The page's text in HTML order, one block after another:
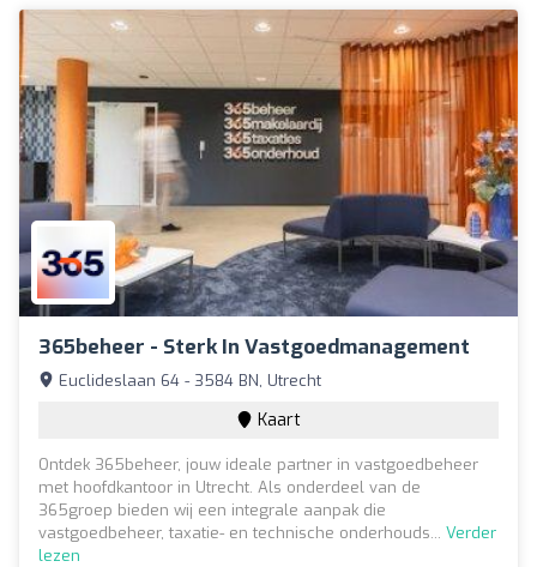
365beheer - Sterk In Vastgoedmanagement
Euclideslaan 64 - 3584 BN, Utrecht
Kaart
Ontdek 365beheer, jouw ideale partner in vastgoedbeheer
met hoofdkantoor in Utrecht. Als onderdeel van de
365groep bieden wij een integrale aanpak die
vastgoedbeheer, taxatie- en technische onderhouds... Verder
lezen